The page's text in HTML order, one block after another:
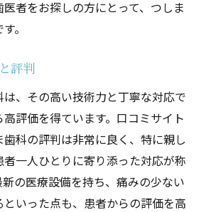
者をお探しの方にとって、つしま
。
評判
、その高い技術力と丁寧な対応で
評価を得ています。口コミサイト
科の評判は非常に良く、特に親し
一人ひとりに寄り添った対応が称
の医療設備を持ち、痛みの少ない
いった点も、患者からの評価を高